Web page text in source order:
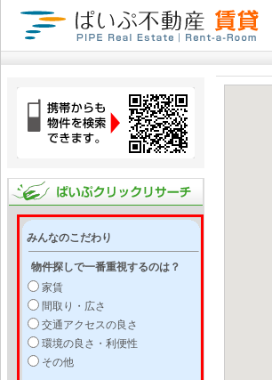
みんなのこだわり
物件探しで一番重視するのは？
家賃
間取り・広さ
交通アクセスの良さ
環境の良さ・利便性
その他